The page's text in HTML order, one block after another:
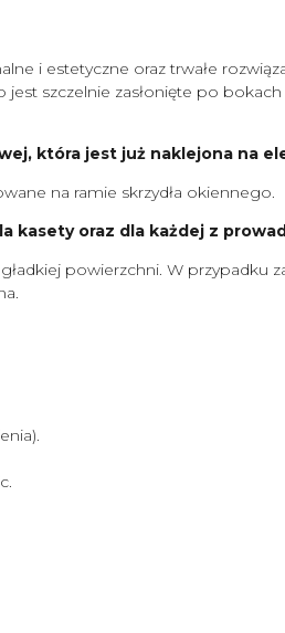
i estetyczne oraz trwałe
szczelnie zasłonięte po
która jest już naklejona na
na ramie skrzydła okiennego.
kasety oraz dla każdej z
powierzchni. W